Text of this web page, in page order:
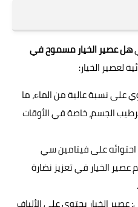
هل عصير الخيار مسموح في
لعصير الخيار:
على نسبة عالية من الماء، ما
الجسم، خاصة في الأوقات
على فيتامين سي
عصير الخيار في تعزيز نضارة